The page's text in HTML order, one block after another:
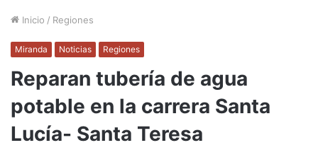
Inicio / Regiones
Miranda Noticias Regiones
Reparan tubería de agua
potable en la carrera Santa
Lucía- Santa Teresa